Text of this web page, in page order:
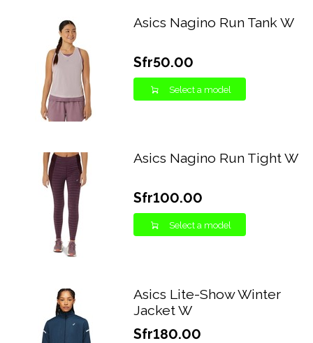
Asics Nagino Run Tank W
Sfr50.00
Select a model
Asics Nagino Run Tight W
Sfr100.00
Select a model
Asics Lite-Show Winter
Jacket W
Sfr180.00